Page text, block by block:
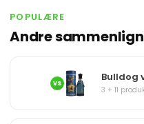
POPULÆRE
Andre
VS Bulldog
3 + 11